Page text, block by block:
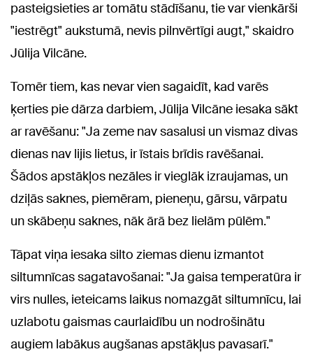
pasteigsieties ar tomātu stādīšanu, tie var vienkārši
"iestrēgt" aukstumā, nevis pilnvērtīgi augt," skaidro
Jūlija Vilcāne.
Tomēr tiem, kas nevar vien sagaidīt, kad varēs
ķerties pie dārza darbiem, Jūlija Vilcāne iesaka sākt
ar ravēšanu: "Ja zeme nav sasalusi un vismaz divas
dienas nav lijis lietus, ir īstais brīdis ravēšanai.
Šādos apstākļos nezāles ir vieglāk izraujamas, un
dziļās saknes, piemēram, pieneņu, gārsu, vārpatu
un skābeņu saknes, nāk ārā bez lielām pūlēm."
Tāpat viņa iesaka silto ziemas dienu izmantot
siltumnīcas sagatavošanai: "Ja gaisa temperatūra ir
virs nulles, ieteicams laikus nomazgāt siltumnīcu, lai
uzlabotu gaismas caurlaidību un nodrošinātu
augiem labākus augšanas apstākļus pavasarī."